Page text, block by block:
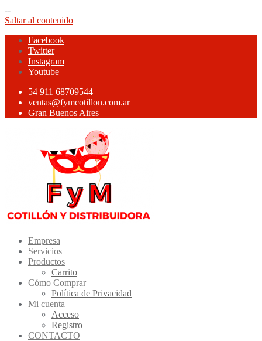
--
Saltar al contenido
Facebook
Twitter
Instagram
Youtube
54 911 68709544
ventas@fymcotillon.com.ar
Gran Buenos Aires
Empresa
Servicios
Productos
Carrito
Cómo Comprar
Política de Privacidad
Mi cuenta
Acceso
Registro
CONTACTO